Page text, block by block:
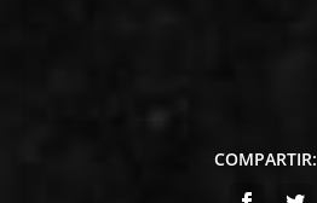
COMPARTIR: